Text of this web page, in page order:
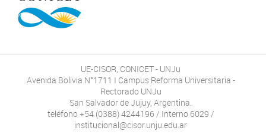
UE-CISOR, CONICET - UNJu
Avenida Bolivia N°1711 I Campus Reforma Universitaria -
Rectorado UNJu
San Salvador de Jujuy, Argentina.
teléfono +54 (0388) 4244196 / Interno 6029 /
institucional@cisor.unju.edu.ar